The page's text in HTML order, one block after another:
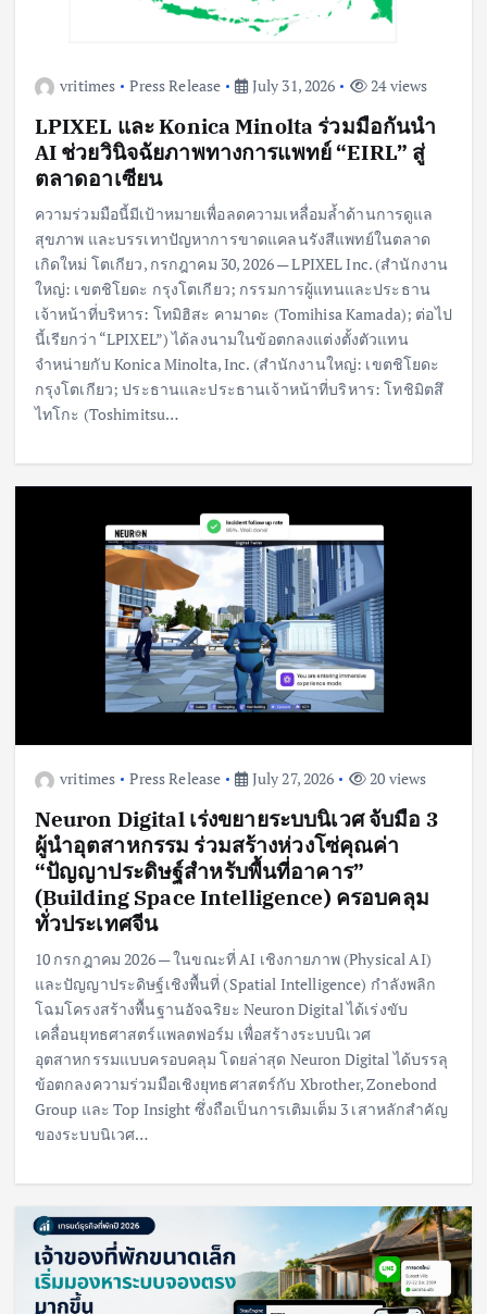
vritimes Press Release July 31, 2026 24 views
LPIXEL และ Konica Minolta ร่วมมือกันนำ
AI ช่วยวินิจฉัยภาพทางการแพทย์ “EIRL” สู่
ตลาดอาเซียน
ความร่วมมือนี้มีเป้าหมายเพื่อลดความเหลื่อมล้ำด้านการดูแล
สุขภาพ และบรรเทาปัญหาการขาดแคลนรังสีแพทย์ในตลาด
เกิดใหม่ โตเกียว, กรกฎาคม 30, 2026 — LPIXEL Inc. (สำนักงาน
ใหญ่: เขตชิโยดะ กรุงโตเกียว; กรรมการผู้แทนและประธาน
เจ้าหน้าที่บริหาร: โทมิฮิสะ คามาดะ (Tomihisa Kamada); ต่อไป
นี้เรียกว่า “LPIXEL”) ได้ลงนามในข้อตกลงแต่งตั้งตัวแทน
จำหน่ายกับ Konica Minolta, Inc. (สำนักงานใหญ่: เขตชิโยดะ
กรุงโตเกียว; ประธานและประธานเจ้าหน้าที่บริหาร: โทชิมิตสึ
ไทโกะ (Toshimitsu…
vritimes Press Release July 27, 2026 20 views
Neuron Digital เร่งขยายระบบนิเวศ จับมือ 3
ผู้นำอุตสาหกรรม ร่วมสร้างห่วงโซ่คุณค่า
“ปัญญาประดิษฐ์สำหรับพื้นที่อาคาร”
(Building Space Intelligence) ครอบคลุม
ทั่วประเทศจีน
10 กรกฎาคม 2026 — ในขณะที่ AI เชิงกายภาพ (Physical AI)
และปัญญาประดิษฐ์เชิงพื้นที่ (Spatial Intelligence) กำลังพลิก
โฉมโครงสร้างพื้นฐานอัจฉริยะ Neuron Digital ได้เร่งขับ
เคลื่อนยุทธศาสตร์แพลตฟอร์ม เพื่อสร้างระบบนิเวศ
อุตสาหกรรมแบบครอบคลุม โดยล่าสุด Neuron Digital ได้บรรลุ
ข้อตกลงความร่วมมือเชิงยุทธศาสตร์กับ Xbrother, Zonebond
Group และ Top Insight ซึ่งถือเป็นการเติมเต็ม 3 เสาหลักสำคัญ
ของระบบนิเวศ…